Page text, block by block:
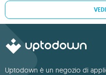
Uptodown è un negozio di